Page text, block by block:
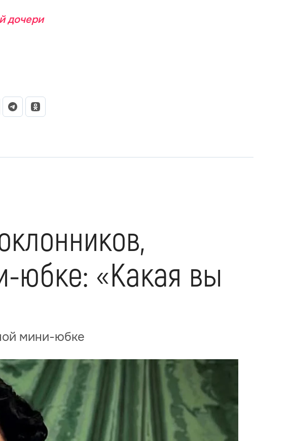
дочери
юбке: «Какая вы
мини-юбке